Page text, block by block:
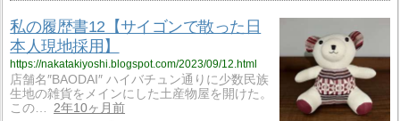
私の履歴書12【サイゴンで散った日
本人現地採用】
https://nakatakiyoshi.blogspot.com/2023/09/12.html
店舗名″BAODAI″ ハイバチュン通りに少数民族
生地の雑貨をメインにした土産物屋を開けた。
この…
2年10ヶ月前